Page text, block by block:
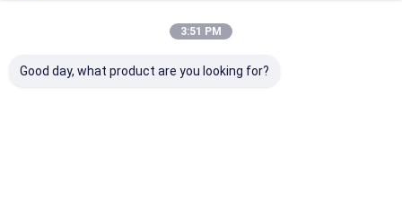
3:51 PM
Good day, what product are you looking for?